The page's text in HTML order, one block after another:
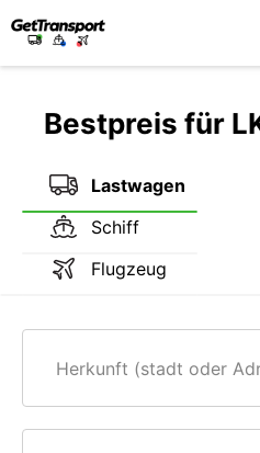
Bestpreis für
Lastwagen
Schiff
Flugzeug
Herkunft (stadt oder